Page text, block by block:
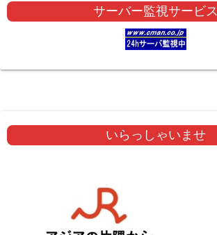
サーバー監視サービス
いらっしゃいませ